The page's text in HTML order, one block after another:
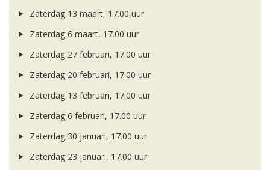
Zaterdag 13 maart, 17.00 uur
Zaterdag 6 maart, 17.00 uur
Zaterdag 27 februari, 17.00 uur
Zaterdag 20 februari, 17.00 uur
Zaterdag 13 februari, 17.00 uur
Zaterdag 6 februari, 17.00 uur
Zaterdag 30 januari, 17.00 uur
Zaterdag 23 januari, 17.00 uur